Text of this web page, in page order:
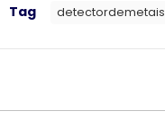
Tag detectordemetais